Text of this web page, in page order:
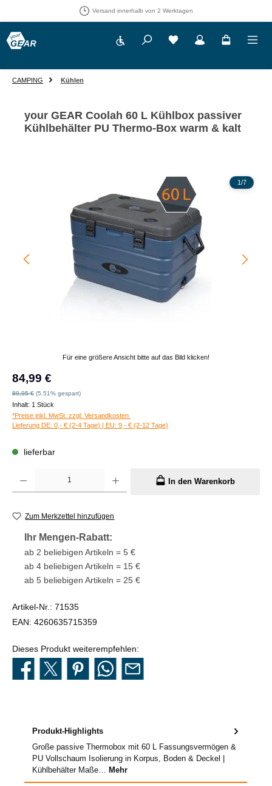
Versand innerhalb von 2 Werktagen
Werkzeugleiste anzeigenDu hast 0 Produkte auf
CAMPING Kühlen
your GEAR Coolah 60 L Kühlbox passiver
Kühlbehälter PU Thermo-Box warm & kalt
Für eine größere Ansicht bitte auf das Bild klicken!
1/7
Verkaufspreis:
84,99 €
Regulärer Preis:
89,95 € (5.51% gespart)
Inhalt: 1 Stück
*Preise inkl. MwSt. zzgl. Versandkosten
Lieferung DE: 0,- € (2-4 Tage) | EU: 9,- € (2-12 Tage)
lieferbar
In den Warenkorb
Zum Merkzettel hinzufügen
Ihr Mengen-Rabatt:
ab 2 beliebigen Artikeln = 5 €
ab 4 beliebigen Artikeln = 15 €
ab 5 beliebigen Artikeln = 25 €
Artikel-Nr.: 71535
EAN: 4260635715359
Dieses Produkt weiterempfehlen:
Produkt-Highlights
Große passive Thermobox mit 60 L Fassungsvermögen &
PU Vollschaum Isolierung in Korpus, Boden & Deckel |
Kühlbehälter Maße… Mehr